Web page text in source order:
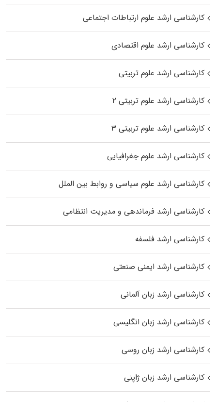
کارشناسی ارشد علوم ارتباطات اجتماعی
کارشناسی ارشد علوم اقتصادی
کارشناسی ارشد علوم تربیتی
کارشناسی ارشد علوم تربیتی ۲
کارشناسی ارشد علوم تربیتی ۳
کارشناسی ارشد علوم جغرافیایی
کارشناسی ارشد علوم سیاسی و روابط بین الملل
کارشناسی ارشد فرماندهی و مدیریت انتظامی
کارشناسی ارشد فلسفه
کارشناسی ارشد ایمنی صنعتی
کارشناسی ارشد زبان آلمانی
کارشناسی ارشد زبان انگلیسی
کارشناسی ارشد زبان روسی
کارشناسی ارشد زبان ژاپنی